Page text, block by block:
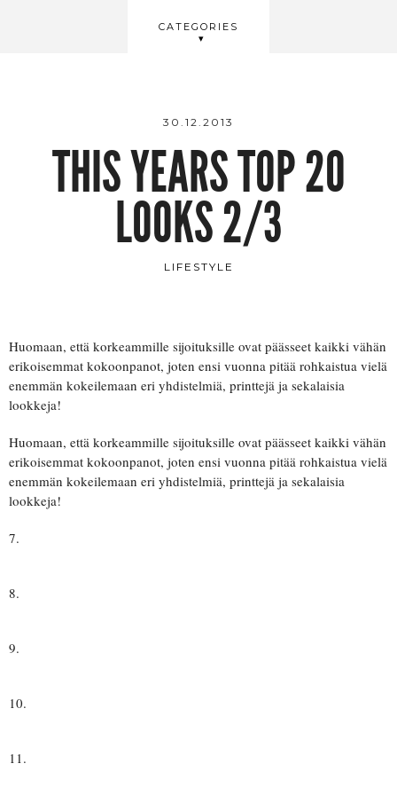
CATEGORIES
BEAUTY
30.12.2013
THIS YEARS TOP 20
LOOKS 2/3
LIFESTYLE
Huomaan, että korkeammille sijoituksille ovat päässeet kaikki vähän
erikoisemmat kokoonpanot, joten ensi vuonna pitää rohkaistua vielä
enemmän kokeilemaan eri yhdistelmiä, printtejä ja sekalaisia
lookkeja!
Huomaan, että korkeammille sijoituksille ovat päässeet kaikki vähän
erikoisemmat kokoonpanot, joten ensi vuonna pitää rohkaistua vielä
enemmän kokeilemaan eri yhdistelmiä, printtejä ja sekalaisia
lookkeja!
7.
8.
9.
10.
11.